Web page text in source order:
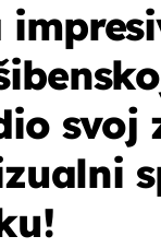
svoj